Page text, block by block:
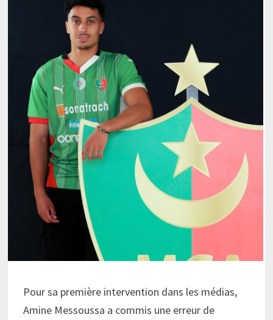
Pour sa première intervention dans les médias,
Amine Messoussa a commis une erreur de